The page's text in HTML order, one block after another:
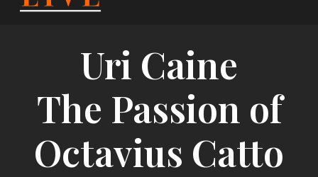
Uri Caine
The Passion of
Octavius Catto